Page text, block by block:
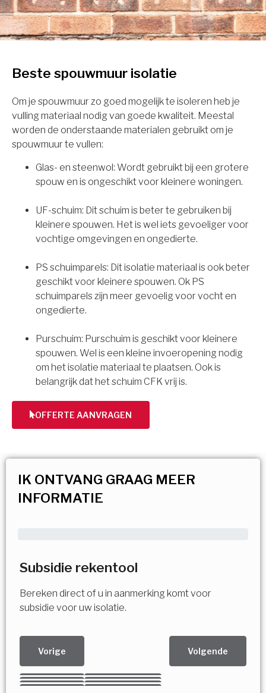
Beste spouwmuur isolatie
Om je spouwmuur zo goed mogelijk te isoleren heb je
vulling materiaal nodig van goede kwaliteit. Meestal
worden de onderstaande materialen gebruikt om je
spouwmuur te vullen:
Glas- en steenwol: Wordt gebruikt bij een grotere
spouw en is ongeschikt voor kleinere woningen.
UF-schuim: Dit schuim is beter te gebruiken bij
kleinere spouwen. Het is wel iets gevoeliger voor
vochtige omgevingen en ongedierte.
PS schuimparels: Dit isolatie materiaal is ook beter
geschikt voor kleinere spouwen. Ok PS
schuimparels zijn meer gevoelig voor vocht en
ongedierte.
Purschuim: Purschuim is geschikt voor kleinere
spouwen. Wel is een kleine invoeropening nodig
om het isolatie materiaal te plaatsen. Ook is
belangrijk dat het schuim CFK vrij is.
OFFERTE AANVRAGEN
IK ONTVANG GRAAG MEER
INFORMATIE
Subsidie rekentool
Bereken direct of u in aanmerking komt voor
subsidie voor uw isolatie.
Vorige Volgende
Kies uw Isolatiemaatregel
Vorige Volgende